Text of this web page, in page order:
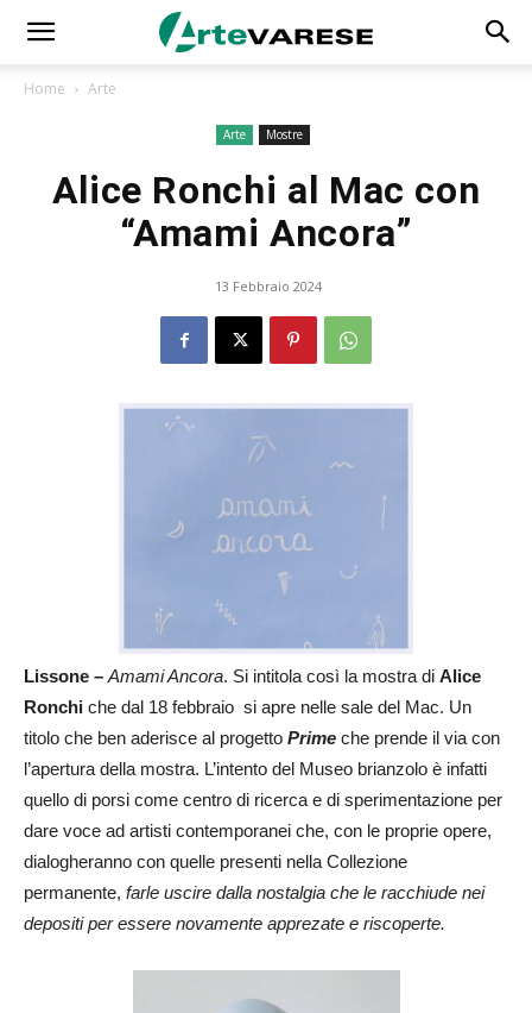
Home Arte
Arte Mostre
Alice Ronchi al Mac con
“Amami Ancora”
13 Febbraio 2024
Lissone – Amami Ancora. Si intitola così la mostra di Alice
Ronchi che dal 18 febbraio si apre nelle sale del Mac. Un
titolo che ben aderisce al progetto Prime che prende il via con
l’apertura della mostra. L’intento del Museo brianzolo è infatti
quello di porsi come centro di ricerca e di sperimentazione per
dare voce ad artisti contemporanei che, con le proprie opere,
dialogheranno con quelle presenti nella Collezione
permanente, farle uscire dalla nostalgia che le racchiude nei
depositi per essere novamente apprezate e riscoperte.